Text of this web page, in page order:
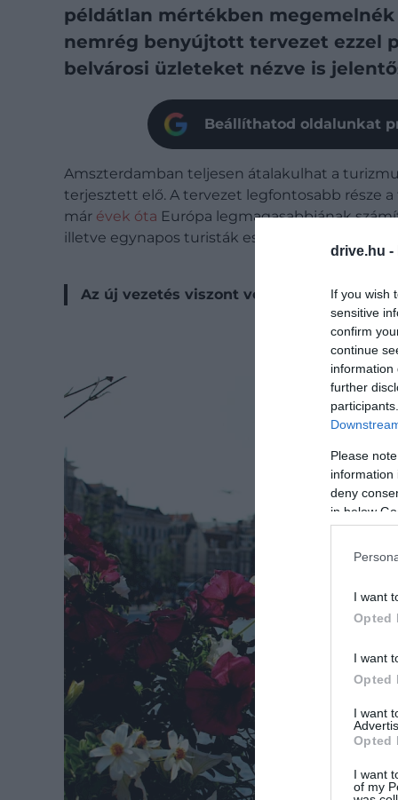
drive.hu -
If you wish
sensitive
confirm
continue
information
further
Please
information
deny
in below
I want
Opted
I want
Opted
I want
Opted
I want
of my
példátlan mértékben
nemrég benyújtott tervezet ezzel
belvárosi üzleteket nézve is
Beállíthatod oldalunkat
Amszterdamban teljesen átalakulhat a
terjesztett elő. A tervezet legfontosabb része
már évek óta Európa legmagasabbjának
illetve egynapos turisták esetén 15 euró.
Az új vezetés viszont végső soron 20